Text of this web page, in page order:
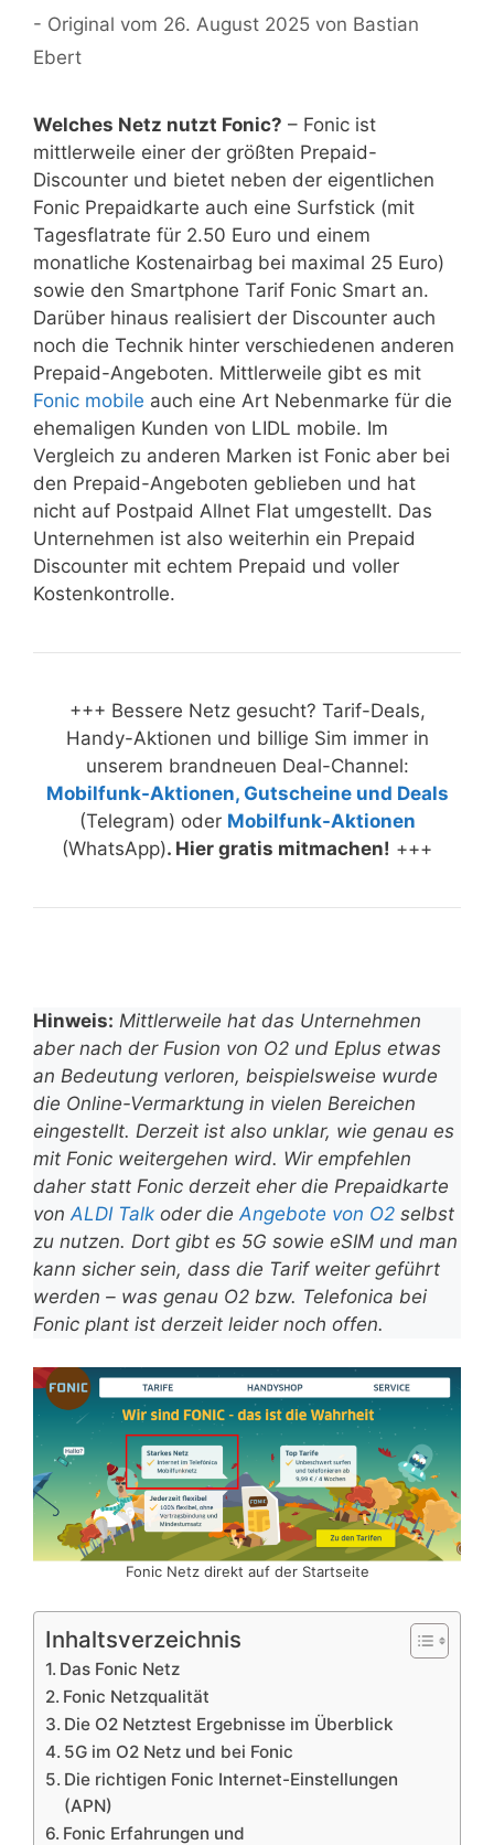
26. August 2025 von Bastian
Ebert
Welches Netz nutzt Fonic? – Fonic ist
mittlerweile einer der größten Prepaid-
Discounter und bietet neben der eigentlichen
Fonic Prepaidkarte auch eine Surfstick (mit
Tagesflatrate für 2.50 Euro und einem
monatliche Kostenairbag bei maximal 25 Euro)
sowie den Smartphone Tarif Fonic Smart an.
Darüber hinaus realisiert der Discounter auch
noch die Technik hinter verschiedenen anderen
Prepaid-Angeboten. Mittlerweile gibt es mit
Fonic mobile auch eine Art Nebenmarke für die
ehemaligen Kunden von LIDL mobile. Im
Vergleich zu anderen Marken ist Fonic aber bei
den Prepaid-Angeboten geblieben und hat
nicht auf Postpaid Allnet Flat umgestellt. Das
Unternehmen ist also weiterhin ein Prepaid
Discounter mit echtem Prepaid und voller
Kostenkontrolle.
+++ Bessere Netz gesucht? Tarif-Deals,
Handy-Aktionen und billige Sim immer in
unserem brandneuen Deal-Channel:
Mobilfunk-Aktionen, Gutscheine und Deals
(Telegram) oder Mobilfunk-Aktionen
(WhatsApp). Hier gratis mitmachen! +++
Hinweis: Mittlerweile hat das Unternehmen
aber nach der Fusion von O2 und Eplus etwas
an Bedeutung verloren, beispielsweise wurde
die Online-Vermarktung in vielen Bereichen
eingestellt. Derzeit ist also unklar, wie genau es
mit Fonic weitergehen wird. Wir empfehlen
daher statt Fonic derzeit eher die Prepaidkarte
vonALDI Talk oder dieAngebote von O2 selbst
zu nutzen. Dort gibt es 5G sowie eSIM und man
kann sicher sein, dass die Tarif weiter geführt
werden – was genau O2 bzw. Telefonica bei
Fonic plant ist derzeit leider noch offen.
Fonic Netz direkt auf der Startseite
Inhaltsverzeichnis
Das Fonic Netz
Fonic Netzqualität
Die O2 Netztest Ergebnisse im Überblick
5G im O2 Netz und bei Fonic
Die richtigen Fonic Internet-Einstellungen
(APN)
Fonic Erfahrungen und